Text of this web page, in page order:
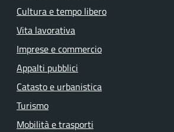
Cultura e tempo libero
Vita lavorativa
Imprese e commercio
Appalti pubblici
Catasto e urbanistica
Turismo
Mobilità e trasporti